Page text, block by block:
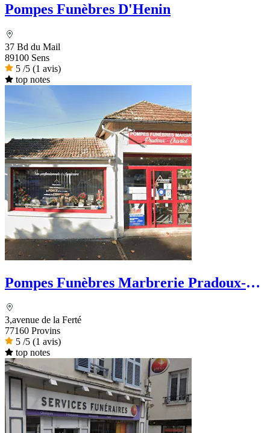
Pompes Funèbres D'Henin
37 Bd du Mail
89100 Sens
5 /5 (1 avis)
top notes
Pompes Funèbres Marbrerie Pradoux-
3,avenue de la Ferté
77160 Provins
5 /5 (1 avis)
top notes